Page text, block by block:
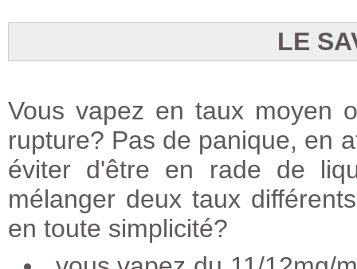
LE
Vous vapez en taux moyen
rupture? Pas de panique, en
éviter d'être en rade de
mélanger deux taux
en toute simplicité?